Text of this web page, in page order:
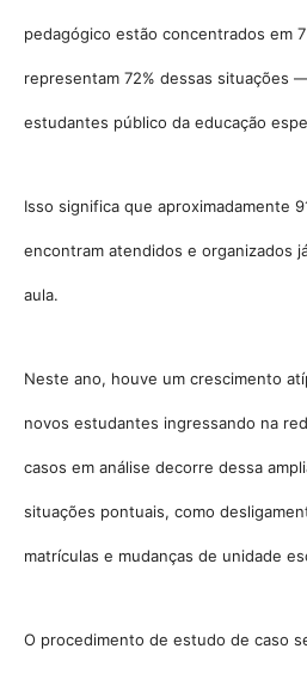
pedagógico estão concentrados em
representam 72% dessas situações
estudantes público da educação
Isso significa que aproximadamente
encontram atendidos e organizados
aula.
Neste ano, houve um crescimento
novos estudantes ingressando na
casos em análise decorre dessa
situações pontuais, como
matrículas e mudanças de unidade
O procedimento de estudo de caso